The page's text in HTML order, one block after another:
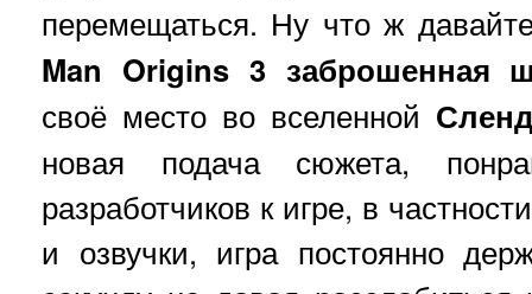
перемещаться. Ну что ж
Man Origins 3 заброшенная
своё место во вселенной
новая подача сюжета,
разработчиков к игре, в
и озвучки, игра постоянно